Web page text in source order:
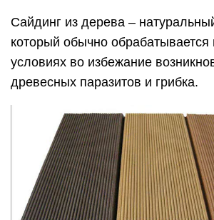
Сайдинг из дерева –
который обычно обрабатывается
условиях во избежание
древесных паразитов и грибка.